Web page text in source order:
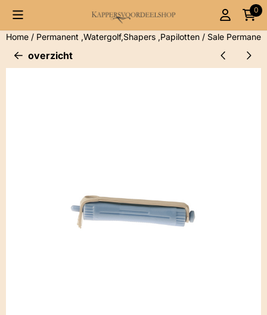
0
Home / Permanent ,Watergolf,Shapers ,Papilotten / Sale
overzicht